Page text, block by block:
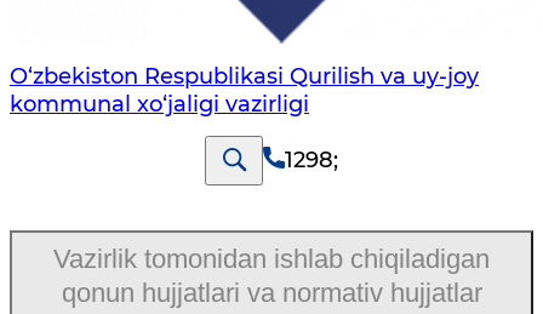
O‘zbekiston Respublikasi Qurilish va uy-joy
kommunal xo‘jaligi vazirligi
1298;
Vazirlik tomonidan ishlab chiqiladigan
qonun hujjatlari va normativ hujjatlar